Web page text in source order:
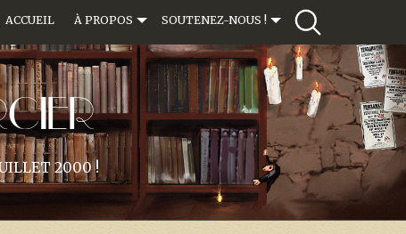
ACCUEIL À PROPOS SOUTENEZ-NOUS !
2000 !